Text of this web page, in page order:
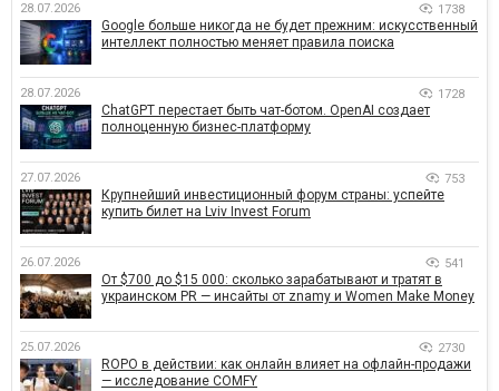
28.07.2026 1738
Google больше никогда не будет прежним: искусственный
интеллект полностью меняет правила поиска
28.07.2026 1728
ChatGPT перестает быть чат-ботом. OpenAI создает
полноценную бизнес-платформу
27.07.2026 753
Крупнейший инвестиционный форум страны: успейте
купить билет на Lviv Invest Forum
26.07.2026 541
От $700 до $15 000: сколько зарабатывают и тратят в
украинском PR — инсайты от znamy и Women Make Money
25.07.2026 2730
ROPO в действии: как онлайн влияет на офлайн-продажи
— исследование COMFY